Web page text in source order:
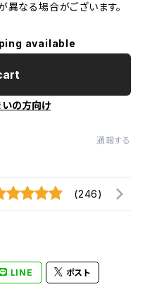
なる場合がございます。
available
の方向け
通報する
(246)
LINE ポスト